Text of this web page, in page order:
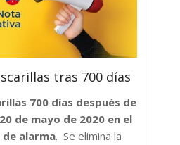
tras 700 días
700 días después de
de mayo de 2020 en el
alarma. Se elimina la